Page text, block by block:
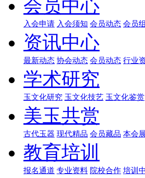
会员中心
入会申请 入会须知 会员动态 会员
资讯中心
最新动态 协会动态 会员动态 行业
学术研究
玉文化研究 玉文化技艺 玉文化鉴赏
美玉共赏
古代玉器 现代精品 会员藏品 本会
教育培训
报名通道 专业资料 院校合作 培训